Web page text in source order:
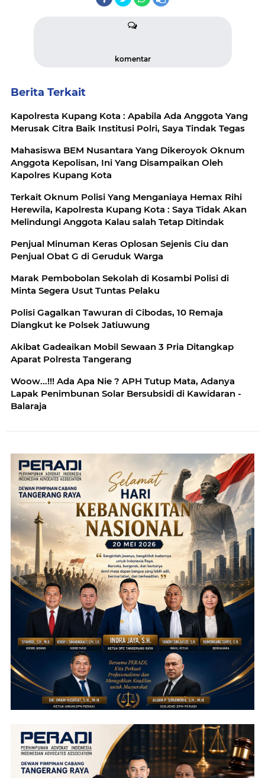
komentar
Berita Terkait
Kapolresta Kupang Kota : Apabila Ada Anggota Yang
Merusak Citra Baik Institusi Polri, Saya Tindak Tegas
Mahasiswa BEM Nusantara Yang Dikeroyok Oknum
Anggota Kepolisan, Ini Yang Disampaikan Oleh
Kapolres Kupang Kota
Terkait Oknum Polisi Yang Menganiaya Hemax Rihi
Herewila, Kapolresta Kupang Kota : Saya Tidak Akan
Melindungi Anggota Kalau salah Tetap Ditindak
Penjual Minuman Keras Oplosan Sejenis Ciu dan
Penjual Obat G di Geruduk Warga
Marak Pembobolan Sekolah di Kosambi Polisi di
Minta Segera Usut Tuntas Pelaku
Polisi Gagalkan Tawuran di Cibodas, 10 Remaja
Diangkut ke Polsek Jatiuwung
Akibat Gadeaikan Mobil Sewaan 3 Pria Ditangkap
Aparat Polresta Tangerang
Woow...!!! Ada Apa Nie ? APH Tutup Mata, Adanya
Lapak Penimbunan Solar Bersubsidi di Kawidaran -
Balaraja